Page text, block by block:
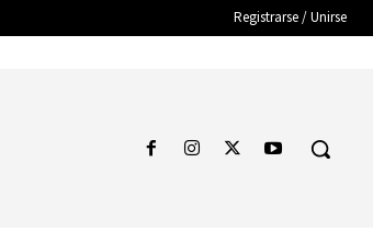
Registrarse / Unirse